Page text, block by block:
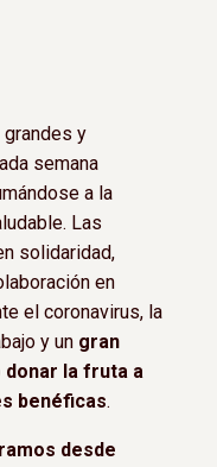
grandes y
semana
a la
Las
solidaridad,
en
el coronavirus, la
y un gran
donar la fruta a
benéficas.
desde